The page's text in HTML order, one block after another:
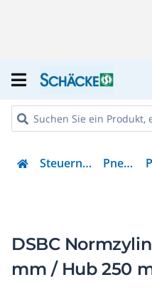
Steuern & Regeln Pneumatik
DSBC
mm / Hub 250